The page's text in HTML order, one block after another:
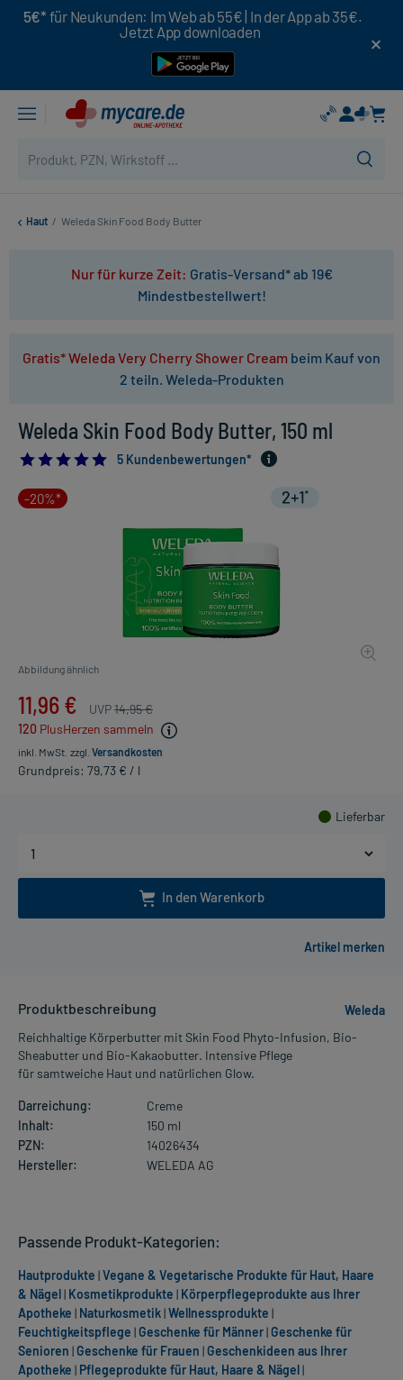
5€* für Neukunden: Im Web ab 55€ | In der App ab 35€.
Jetzt App downloaden
Haut / Weleda Skin Food Body Butter
Nur für kurze Zeit: Gratis-Versand* ab 19€
Mindestbestellwert!
Gratis* Weleda Very Cherry Shower Cream beim Kauf von
2 teiln. Weleda-Produkten
Weleda Skin Food Body Butter, 150 ml
5.0
5 Kundenbewertungen*
-20%*
Abbildung ähnlich
11,96 € UVP14,95 €
120 PlusHerzen sammeln
inkl. MwSt. zzgl. Versandkosten
Grundpreis: 79,73 € / l
Lieferbar
In den Warenkorb
Produktbeschreibung
Weleda
Reichhaltige Körperbutter mit Skin Food Phyto-Infusion, Bio-
Sheabutter und Bio-Kakaobutter. Intensive Pflege
für samtweiche Haut und natürlichen Glow.
Darreichung:
Creme
Inhalt:
150 ml
PZN:
14026434
Hersteller:
WELEDA AG
Passende Produkt-Kategorien:
Hautprodukte |Vegane & Vegetarische Produkte für Haut, Haare
& Nägel| Kosmetikprodukte | Körperpflegeprodukte aus Ihrer
Apotheke | Naturkosmetik|Wellnessprodukte |
Feuchtigkeitspflege |Geschenke für Männer|Geschenke für
Senioren |Geschenke für Frauen |Geschenkideen aus Ihrer
Apotheke | Pflegeprodukte für Haut, Haare & Nägel|